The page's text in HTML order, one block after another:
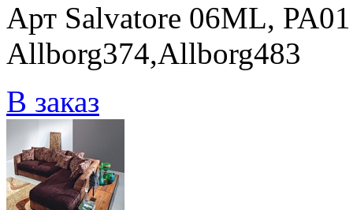
Арт Salvatore 06ML,
Allborg374,Allborg483
В заказ